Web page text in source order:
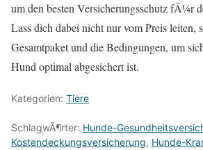
um den besten Versicherungsschutz fÃ¼r
Lass dich dabei nicht nur vom Preis leiten,
Gesamtpaket und die Bedingungen, um
Hund optimal abgesichert ist.
Kategorien: Tiere
SchlagwÃ¶rter: Hunde-
Kostendeckungsversicherung, Hunde-